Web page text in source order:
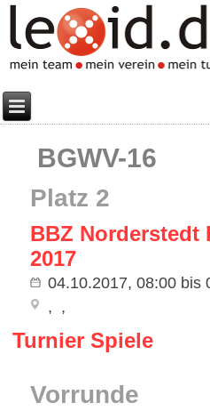
BGWV-16
Platz 2
BBZ
2017
04.10.2017, 08:00 bis
Turnier Spiele
Vorrunde